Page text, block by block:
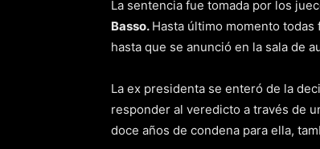
La sentencia fue tomada por los
Basso. Hasta último momento
hasta que se anunció en la sala de
La ex presidenta se enteró de la
responder al veredicto a través de
doce años de condena para ella,